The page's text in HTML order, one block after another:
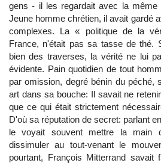
gens - il les regardait avec la même
Jeune homme chrétien, il avait gardé
complexes. La « politique de la
France, n'était pas sa tasse de thé.
bien des traverses, la vérité ne lui
évidente. Pain quotidien de tout
par omission, degré bénin du péché,
art dans sa bouche: Il savait ne
que ce qui était strictement
D'où sa réputation de secret: parlant
le voyait souvent mettre la main
dissimuler au tout-venant le
pourtant, François Mitterrand savait